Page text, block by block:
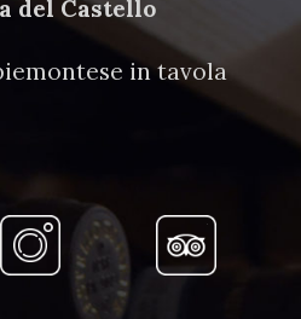
del Castello
in tavola